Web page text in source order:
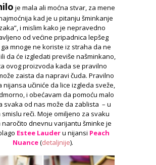
je mala ali moćna stvar, za mene
kad je u pitanju šminkanje
i mislim kako je nepravedno
od većine pripadnica lepšeg
mnoge ne koriste iz straha da ne
da će izgledati previše našminkano,
ovog proizvoda kada se pravilno
zaista da napravi čuda. Pravilno
nijansa učiniće da lice izgleda sveže,
i obećavam da pomoću malo
svaka od nas može da zablista – u
reči. Moje omiljeno za svaku
naročito dnevnu varijantu šminke je
Estee Lauderu nijansi Peach
Nuance(detaljnije).